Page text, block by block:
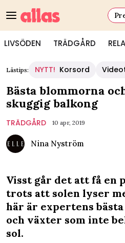
LIVSÖDEN TRÄDGÅRD
Lästips: NYTT! Korsord
Bästa blommorna
skuggig balkong
TRÄDGÅRD 10 apr, 2019
Nina Nyström
Visst går det att få en
trots att solen lyser
här är expertens
och växter som inte
sol.